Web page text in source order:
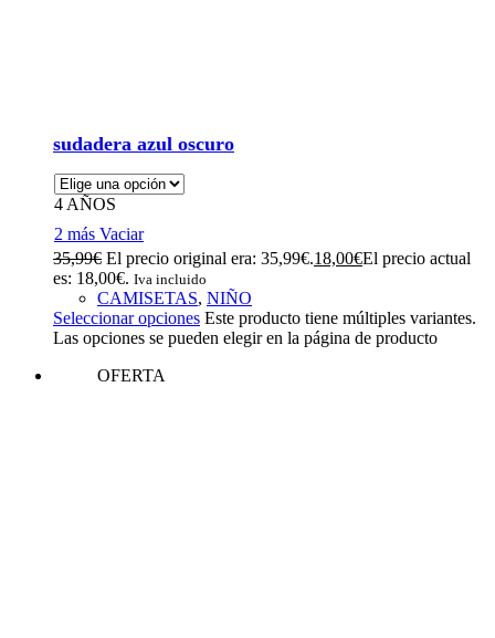
sudadera azul oscuro
4 AÑOS
2 más Vaciar
35,99€ El precio original era: 35,99€.18,00€El precio actual
es: 18,00€. Iva incluido
CAMISETAS, NIÑO
Seleccionar opciones Este producto tiene múltiples variantes.
Las opciones se pueden elegir en la página de producto
OFERTA